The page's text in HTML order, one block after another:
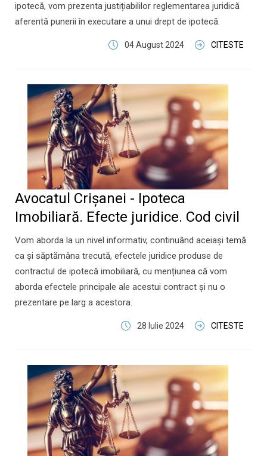
ipotecă, vom prezenta justițiabililor reglementarea juridică
aferentă punerii în executare a unui drept de ipotecă.
04 August 2024 CITESTE
Avocatul Crișanei - Ipoteca
Imobiliară. Efecte juridice. Cod civil
Vom aborda la un nivel informativ, continuând aceiași temă
ca și săptămâna trecută, efectele juridice produse de
contractul de ipotecă imobiliară, cu mențiunea că vom
aborda efectele principale ale acestui contract și nu o
prezentare pe larg a acestora.
28 Iulie 2024 CITESTE